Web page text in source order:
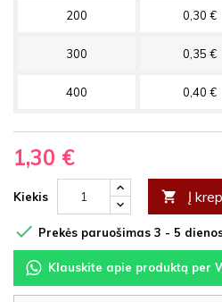
200 0,30 €
300 0,35 €
400 0,40 €
1,30 €
Kiekis  Į
 Prekės paruošimas 3 - 5
Klauskite apie produktą per